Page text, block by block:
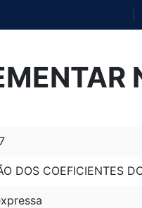
DOS COEFICIENTES